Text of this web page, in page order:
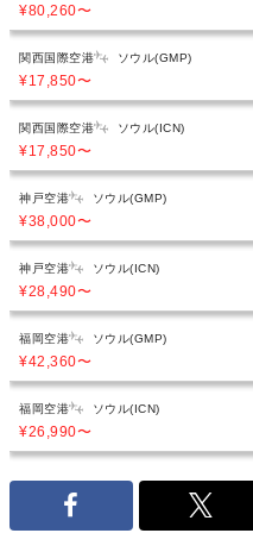
¥80,260〜
関西国際空港 ソウル(GMP)
¥17,850〜
関西国際空港 ソウル(ICN)
¥17,850〜
神戸空港 ソウル(GMP)
¥38,000〜
神戸空港 ソウル(ICN)
¥28,490〜
福岡空港 ソウル(GMP)
¥42,360〜
福岡空港 ソウル(ICN)
¥26,990〜